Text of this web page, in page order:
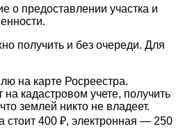
о предоставлении участка и
получить и без очереди. Для
на карте Росреестра.
на кадастровом учете, получить
землей никто не владеет.
стоит 400 ₽, электронная ― 250